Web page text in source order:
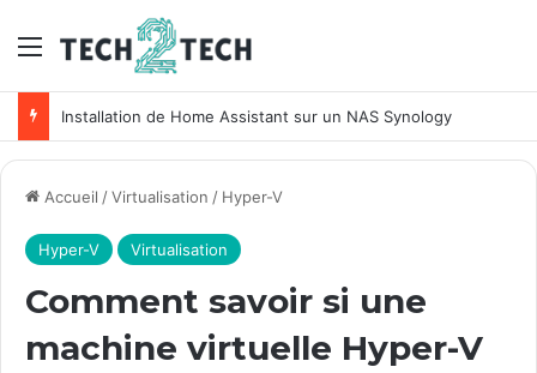
Menu
Installation de Home Assistant sur un NAS Synology
Accueil /Virtualisation / Hyper-V
Hyper-V Virtualisation
Comment savoir si une
machine virtuelle Hyper-V